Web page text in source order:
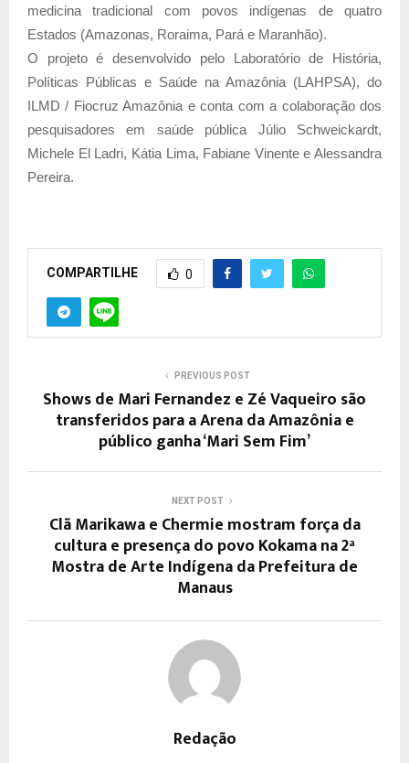
medicina tradicional com povos indígenas de quatro
Estados (Amazonas, Roraima, Pará e Maranhão).
O projeto é desenvolvido pelo Laboratório de História,
Políticas Públicas e Saúde na Amazônia (LAHPSA), do
ILMD / Fiocruz Amazônia e conta com a colaboração dos
pesquisadores em saúde pública Júlio Schweickardt,
Michele El Ladri, Kátia Lima, Fabiane Vinente e Alessandra
Pereira.
COMPARTILHE 0
PREVIOUS POST
Shows de Mari Fernandez e Zé Vaqueiro são
transferidos para a Arena da Amazônia e
público ganha ‘Mari Sem Fim’
NEXT POST
Clã Marikawa e Chermie mostram força da
cultura e presença do povo Kokama na 2ª
Mostra de Arte Indígena da Prefeitura de
Manaus
Redação